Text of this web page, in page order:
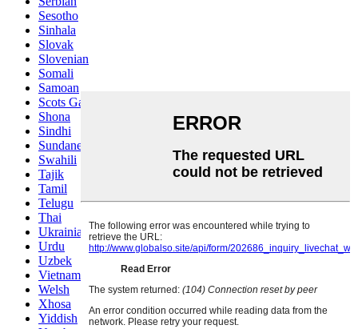
Sesotho
Sinhala
Slovak
Slovenian
Somali
Samoan
Scots Gaelic
Shona
Sindhi
Sundanese
Swahili
Tajik
Tamil
Telugu
Thai
Ukrainian
Urdu
Uzbek
Vietnamese
Welsh
Xhosa
Yiddish